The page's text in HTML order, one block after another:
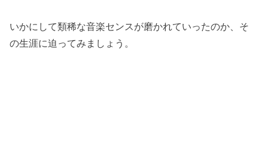
いかにして類稀な音楽センスが磨かれていったのか、そ
の生涯に迫ってみましょう。